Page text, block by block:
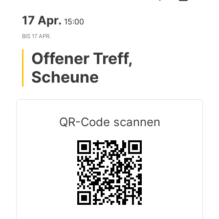
17 Apr. 15:00
BIS 17 APR.
Offener Treff,
Scheune
QR-Code scannen